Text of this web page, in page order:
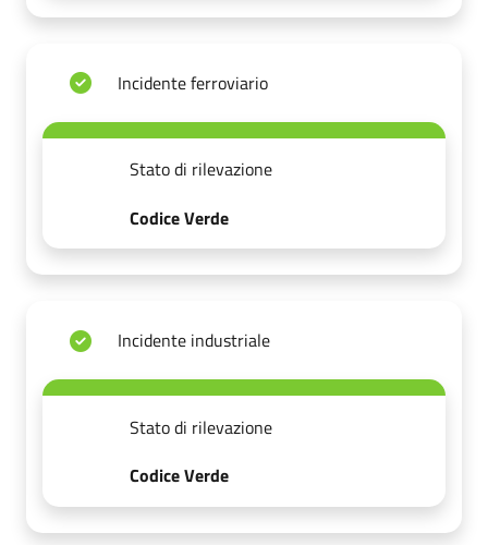
Incidente ferroviario
Stato di rilevazione
Codice Verde
Incidente industriale
Stato di rilevazione
Codice Verde